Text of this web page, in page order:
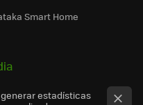
Smart Home
estadísticas